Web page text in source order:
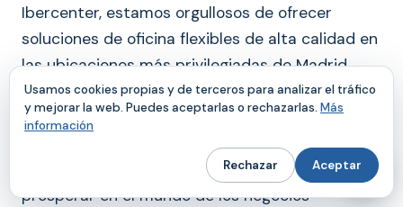
Ibercenter, estamos orgullosos de ofrecer
soluciones de oficina flexibles de alta calidad en
las ubicaciones más privilegiadas de Madrid.
Creemos que nuestros espacios de coworking
son más que un espacio de trabajo; son una
solución que permite a las empresas y a los
trabajadores individuales adaptarse, innovar y
prosperar en el mundo de los negocios
Usamos cookies propias y de terceros para analizar el tráfico
y mejorar la web. Puedes aceptarlas o rechazarlas. Más
información
Rechazar Aceptar